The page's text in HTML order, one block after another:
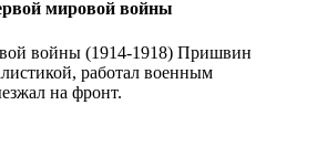
мировой войны
войны (1914-1918) Пришвин
работал военным
на фронт.